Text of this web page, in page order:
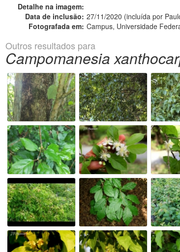
Detalhe na imagem:
Data de inclusão: 27/11/2020 (incluída por
Fotografada em: Campus, Universidade
Outros resultados para
Campomanesia